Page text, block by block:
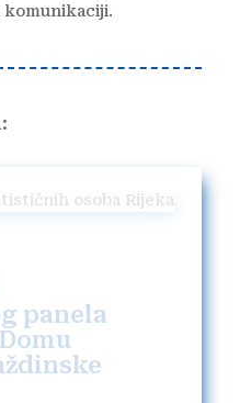
komunikaciji.